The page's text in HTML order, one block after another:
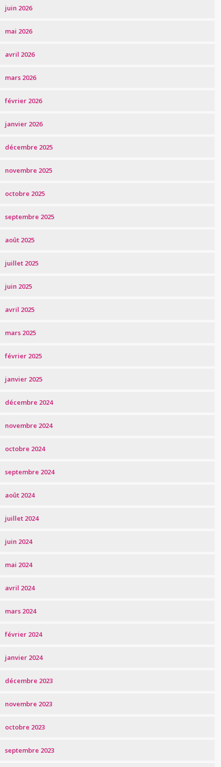
juin 2026
mai 2026
avril 2026
mars 2026
février 2026
janvier 2026
décembre 2025
novembre 2025
octobre 2025
septembre 2025
août 2025
juillet 2025
juin 2025
avril 2025
mars 2025
février 2025
janvier 2025
décembre 2024
novembre 2024
octobre 2024
septembre 2024
août 2024
juillet 2024
juin 2024
mai 2024
avril 2024
mars 2024
février 2024
janvier 2024
décembre 2023
novembre 2023
octobre 2023
septembre 2023